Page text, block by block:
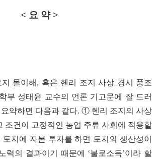
< 요 약 >
몰이해, 혹은 헨리 조지 사상 경시 풍조
부 성태윤 교수의 언론 기고문에 잘 드러
약하면 다음과 같다. ① 헨리 조지의 사상
조건이 고정적인 농업 주류 사회에 적용할
지에 자본 투자를 하면 토지의 생산성이
력의 결과이기 때문에 ‘불로소득’이라 할